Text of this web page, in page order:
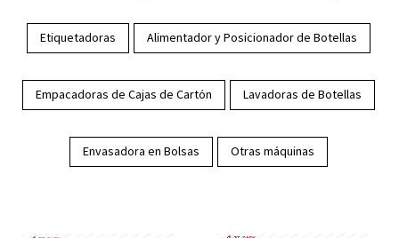
Etiquetadoras Alimentador y Posicionador de Botellas
Empacadoras de Cajas de Cartón Lavadoras de Botellas
Envasadora en Bolsas Otras máquinas